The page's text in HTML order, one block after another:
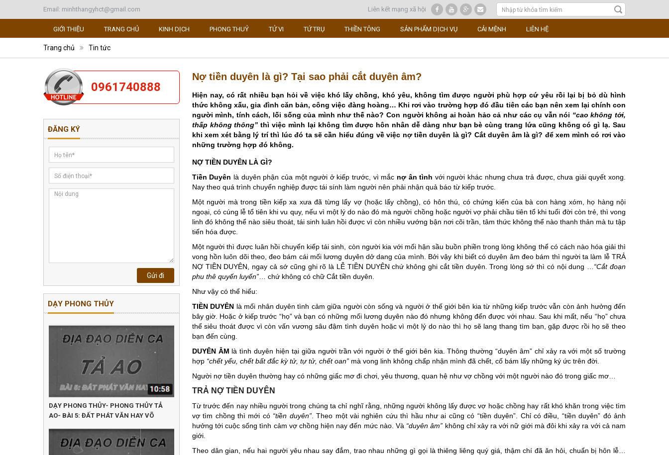
Email: minhthangyhct@gmail.com Liên kết mạng xã hội
GIỚI THIỆU TRANG CHỦ KINH DỊCH PHONG THUỶ TỬ VI TỨ TRỤ THIỀN TÔNG SẢN PHẨM DỊCH VỤ CẢI MỆNH LIÊN HỆ
Trang chủ Tin tức
0961740888
ĐĂNG KÝ
DẠY PHONG THỦY
DẠY PHONG THỦY- PHONG THỦY TẢ
AO- BÀI 5: ĐẤT PHÁT VĂN HAY VÕ
Nợ tiền duyên là gì? Tại sao phải cắt duyên âm?
Hiện nay, có rất nhiều bạn hỏi về việc khó lấy chồng, khó yêu, không tìm được người phù hợp cứ yêu rồi lại bị bỏ dù hình
thức không xấu, gia đình căn bản, công việc đàng hoàng… Khi rơi vào trường hợp đó đầu tiên các bạn nên xem lại chính con
người mình, tính cách, lối sống của mình như thế nào? Con người không ai hoàn hảo cả như các cụ vẫn nói “cao không tới,
thấp không thông” thì việc mình lại không tìm được hôn nhân dễ dàng như bạn bè cùng trang lứa cũng không có gì lạ. Sau
khi xem xét bằng lý trí thì lúc đó ta sẽ cần hiểu đúng về việc nợ tiền duyên là gì? Cắt duyên âm là gì? để xem mình có rơi vào
những trường hợp đó không.
NỢ TIỀN DUYÊN LÀ GÌ?
Tiền Duyên là duyên phận của một người ở kiếp trước, vì mắc nợ ân tình với người khác nhưng chưa trả được, chưa giải quyết xong.
Nay theo quá trình chuyển nghiệp được tái sính làm người nên phải nhận quả báo từ kiếp trước.
Một người mà trong tiền kiếp xa xưa đã từng lấy vợ (hoặc lấy chồng), có hôn thú, có chứng kiến của bà con hàng xóm, họ hàng nội
ngoại, có cúng lễ tổ tiên khi vu quy, nếu vì một lý do nào đó mà người chồng hoặc người vợ phải chầu tiên tổ khi tuổi đời còn trẻ, thì vong
linh đó không thể nào siêu thoát, tái sinh luân hồi được vì còn nhiều vướng bận nơi cõi trần, tâm thức không thể nào thanh thản mà tu tập
tiến hóa được.
Một người thì được luân hồi chuyển kiếp tái sinh, còn người kia với mối hận sầu buồn phiền trong lòng không thể có cách nào hóa giải thì
vong hồn luôn dõi theo, đeo bám cái mối lương duyên dở dang của mình. Bởi vậy khi biết có duyên âm đeo bám thì người ta làm lễ TRẢ
NỢ TIỀN DUYÊN, ngay cả sớ cũng ghi rõ là LỄ TIỀN DUYÊN chứ không ghi cắt tiền duyên. Trong lòng sớ thì có nội dung … “Cắt đoạn
phu thê quyến luyến”… chứ không có chữ Cắt tiền duyên.
Như vậy có thể hiểu:
TIỀN DUYÊN là mối nhân duyên tình cảm giữa người còn sống và người ở thế giới bên kia từ những kiếp trước vẫn còn ảnh hưởng đến
bây giờ. Hoặc ở kiếp trước “họ” và bạn có những mối lương duyên nào đó nhưng không đến được với nhau. Sau khi mất, nếu “họ” chưa
thể siêu thoát được vì còn vấn vương sâu đậm tình duyên hoặc vì một lý do nào thì họ sẽ lang thang tìm bạn, gặp được rồi họ sẽ theo
bạn đến cùng.
DUYÊN ÂM là tình duyên hiện tại giữa người trần với người ở thế giới bên kia. Thông thường “duyên âm” chỉ xảy ra với một số trường
hợp “chết yểu, chết bất đắc kỳ tử, tự tử, chết oan”mà vong linh không chấp nhận mình đã chết, cố bám lấy những ký ức trên đời.
Người nợ tiền duyên thường hay có những giấc mơ đi chơi, yêu thương, quan hệ như vợ chồng với một người nào đó trong giấc mơ…
TRẢ NỢ TIỀN DUYÊN
Từ trước đến nay nhiều người trong chúng ta chỉ nghĩ rằng, những người không lấy được vợ hoặc chồng hay rất khó khăn trong việc tìm
vợ tìm chồng thì mới có “tiền duyên”. Theo một vài nghiên cứu thì hầu như ai cũng có “tiền duyên”. Chỉ có điều, “tiền duyên” đó ảnh
hưởng tới cuộc sống tình cảm vợ chồng hiện nay đến mức nào. Và “duyên âm” không chỉ xảy ra với nữ giới mà đôi khi xảy ra với cả nam
giới.
Theo dân gian, nếu hai người yêu nhau say đắm, trao nhau những gì gọi là thiêng liêng quý giá, thậm chí đã ăn hỏi, chuẩn bị hôn lễ…